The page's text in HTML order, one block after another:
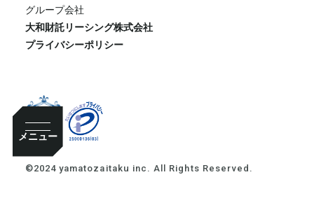
メニュー
グループ会社
大和財託リーシング株式会社
プライバシーポリシー
©2024 yamatozaitaku inc. All Rights Reserved.